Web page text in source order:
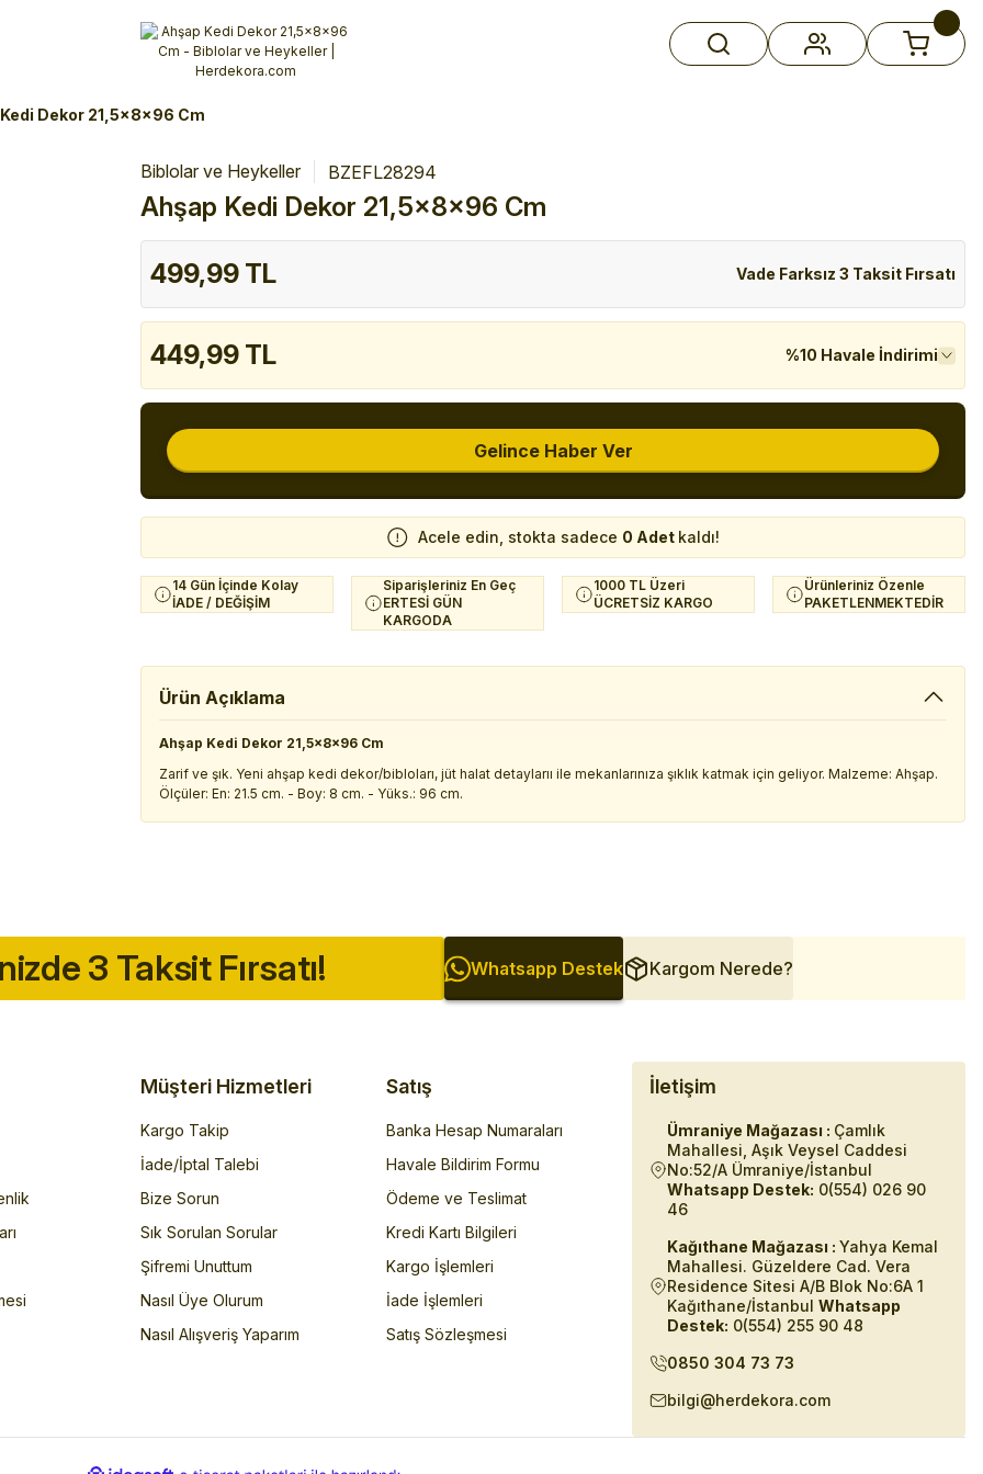
Alışverişlerinizde 3 Taksit Fırsatı!İlk siparişinizi verin!
%10 Havale İndirimi
Şimdi Alışveriş yap!
Dekor 21,5x8x96 Cm
Biblolar ve Heykeller BZEFL28294
Ahşap Kedi Dekor 21,5x8x96 Cm
499,99 TL Vade Farksız 3 Taksit Fırsatı
449,99 TL %10 Havale İndirimi
Gelince Haber Ver
Acele edin, stokta sadece 0 Adet kaldı!
14 Gün İçinde Kolay
İADE / DEĞİŞİM
Siparişleriniz En Geç
ERTESİ GÜN
KARGODA
1000 TL Üzeri
ÜCRETSİZ KARGO
Ürünleriniz Özenle
PAKETLENMEKTEDİR
Ürün Açıklama
Ahşap Kedi Dekor 21,5x8x96 Cm
Zarif ve şık. Yeni ahşap kedi dekor/bibloları, jüt halat detaylarıı ile mekanlarınıza şıklık katmak için geliyor. Malzeme: Ahşap.
Ölçüler: En: 21.5 cm. - Boy: 8 cm. - Yüks.: 96 cm.
3 Taksit Fırsatı! Whatsapp Destek Kargom Nerede?
Müşteri Hizmetleri
Kargo Takip
İade/İptal Talebi
Bize Sorun
Sık Sorulan Sorular
Şifremi Unuttum
Nasıl Üye Olurum
Nasıl Alışveriş Yaparım
Satış
Banka Hesap Numaraları
Havale Bildirim Formu
Ödeme ve Teslimat
Kredi Kartı Bilgileri
Kargo İşlemleri
İade İşlemleri
Satış Sözleşmesi
İletişim
Ümraniye Mağazası : Çamlık
Mahallesi, Aşık Veysel Caddesi
No:52/A Ümraniye/İstanbul
Whatsapp Destek: 0(554) 026 90
46
Kağıthane Mağazası : Yahya Kemal
Mahallesi. Güzeldere Cad. Vera
Residence Sitesi A/B Blok No:6A 1
Kağıthane/İstanbul Whatsapp
Destek: 0(554) 255 90 48
0850 304 73 73
bilgi@herdekora.com